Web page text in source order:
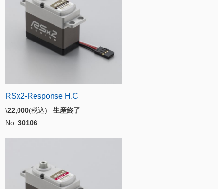
RSx2-Response H.C
\22,000(税込) 生産終了
No. 30106